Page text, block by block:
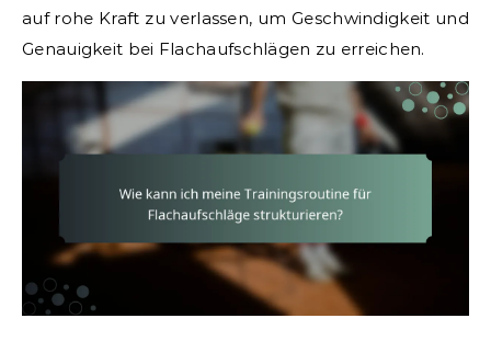
auf rohe Kraft zu verlassen, um Geschwindigkeit und
Genauigkeit bei Flachaufschlägen zu erreichen.